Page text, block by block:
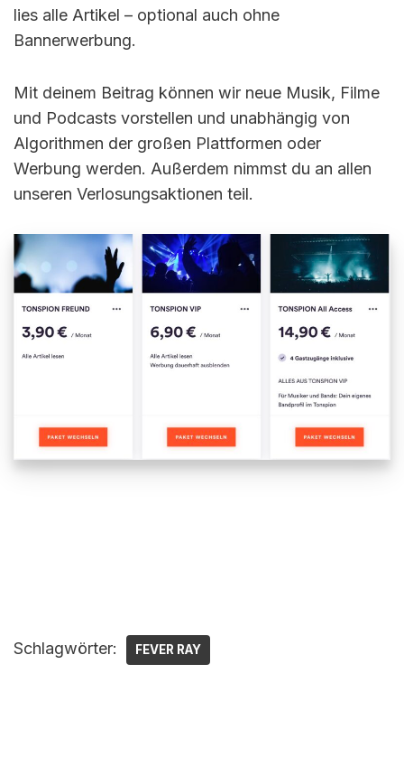
lies alle Artikel – optional auch ohne
Bannerwerbung.
Mit deinem Beitrag können wir neue Musik, Filme
und Podcasts vorstellen und unabhängig von
Algorithmen der großen Plattformen oder
Werbung werden. Außerdem nimmst du an allen
unseren Verlosungsaktionen teil.
Schlagwörter: FEVER RAY